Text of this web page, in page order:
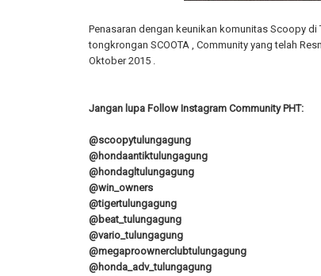
Penasaran dengan keunikan komunitas Scoopy
tongkrongan SCOOTA , Community yang telah
Oktober 2015 .
Jangan lupa Follow Instagram Community PHT:
@scoopytulungagung
@hondaantiktulungagung
@hondagltulungagung
@win_owners
@tigertulungagung
@beat_tulungagung
@vario_tulungagung
@megaproownerclubtulungagung
@honda_adv_tulungagung